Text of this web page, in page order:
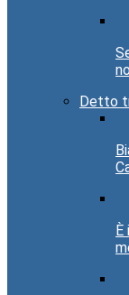
Detto